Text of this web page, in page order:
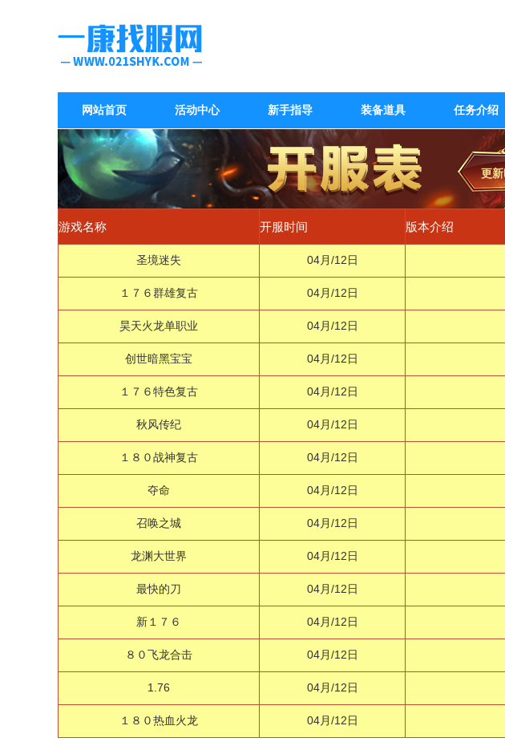
网站首页 活动中心 新手指导 装备道具 任务介绍
更
游戏名称 开服时间 版本介绍
圣境迷失 04月/12日
１７６群雄复古 04月/12日
昊天火龙单职业 04月/12日
创世暗黑宝宝 04月/12日
１７６特色复古 04月/12日
秋风传纪 04月/12日
１８０战神复古 04月/12日
夺命 04月/12日
召唤之城 04月/12日
龙渊大世界 04月/12日
最快的刀 04月/12日
新１７６ 04月/12日
８０飞龙合击 04月/12日
1.76 04月/12日
１８０热血火龙 04月/12日